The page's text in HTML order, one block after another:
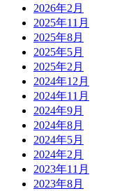
2026年2月
2025年11月
2025年8月
2025年5月
2025年2月
2024年12月
2024年11月
2024年9月
2024年8月
2024年5月
2024年2月
2023年11月
2023年8月